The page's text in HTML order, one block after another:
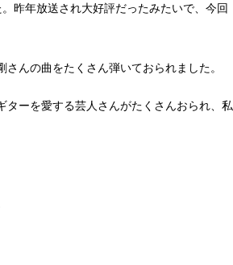
昨年放送され大好評だったみたいで、今回
んの曲をたくさん弾いておられました。
ーを愛する芸人さんがたくさんおられ、私